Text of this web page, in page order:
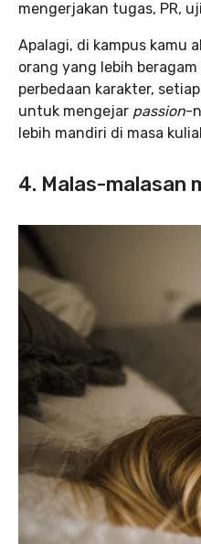
mengerjakan tugas, PR,
Apalagi, di kampus kamu
orang yang lebih
perbedaan karakter,
untuk mengejar passion-
lebih mandiri di masa
4. Malas-malasan